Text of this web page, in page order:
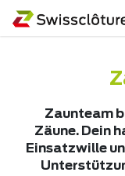
Zaunteam
Zäune. Dein
Einsatzwille